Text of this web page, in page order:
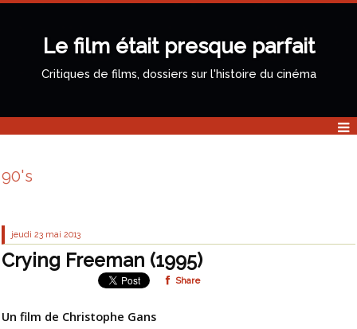
Le film était presque parfait
Critiques de films, dossiers sur l'histoire du cinéma
90's
jeudi 23 mai 2013
Crying Freeman (1995)
Share
Un film de Christophe Gans